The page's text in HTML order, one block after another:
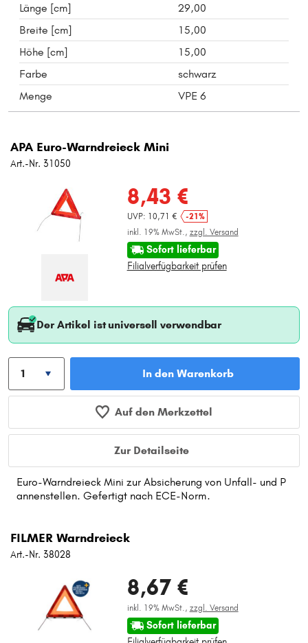
Länge [cm]
29,00
Breite [cm]
15,00
Höhe [cm]
15,00
Farbe
schwarz
Menge
VPE 6
APA Euro-Warndreieck Mini
Art.-Nr. 31050
8,43 €
UVP: 10,71 €
-21%
inkl. 19% MwSt., zzgl. Versand
Sofort lieferbar
Filialverfügbarkeit prüfen
Der Artikel ist universell verwendbar
In den Warenkorb
Auf den Merkzettel
Zur Detailseite
Euro-Warndreieck Mini zur Absicherung von Unfall- und P
annenstellen. Gefertigt nach ECE-Norm.
FILMER Warndreieck
Art.-Nr. 38028
8,67 €
inkl. 19% MwSt., zzgl. Versand
Sofort lieferbar